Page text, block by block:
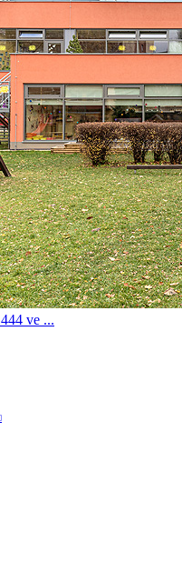
ve ...